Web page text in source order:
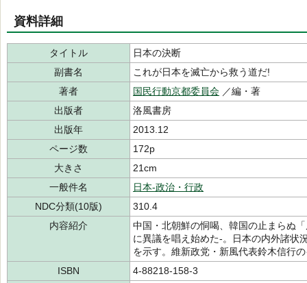
資料詳細
タイトル
日本の決断
副書名
これが日本を滅亡から救う道だ!
著者
国民行動京都委員会 ／編・著
出版者
洛風書房
出版年
2013.12
ページ数
172p
大きさ
21cm
一般件名
日本-政治・行政
NDC分類(10版)
310.4
内容紹介
中国・北朝鮮の恫喝、韓国の止まらぬ
に異議を唱え始めた-。日本の内外諸状
を示す。維新政党・新風代表鈴木信行
ISBN
4-88218-158-3